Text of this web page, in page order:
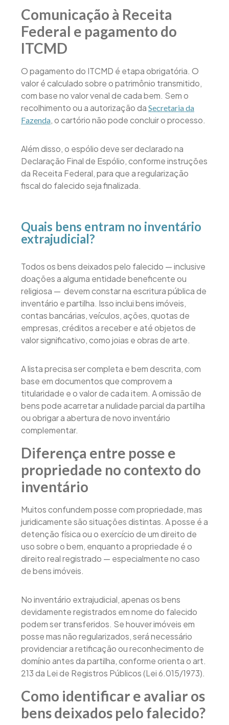
Comunicação à Receita
Federal e pagamento do
ITCMD
O pagamento do ITCMD é etapa obrigatória. O
valor é calculado sobre o patrimônio transmitido,
com base no valor venal de cada bem. Sem o
recolhimento ou a autorização da Secretaria da
Fazenda, o cartório não pode concluir o processo.
Além disso, o espólio deve ser declarado na
Declaração Final de Espólio, conforme instruções
da Receita Federal, para que a regularização
fiscal do falecido seja finalizada.
Quais bens entram no inventário
extrajudicial?
Todos os bens deixados pelo falecido — inclusive
doações a alguma entidade beneficente ou
religiosa — devem constar na escritura pública de
inventário e partilha. Isso inclui bens imóveis,
contas bancárias, veículos, ações, quotas de
empresas, créditos a receber e até objetos de
valor significativo, como joias e obras de arte.
A lista precisa ser completa e bem descrita, com
base em documentos que comprovem a
titularidade e o valor de cada item. A omissão de
bens pode acarretar a nulidade parcial da partilha
ou obrigar a abertura de novo inventário
complementar.
Diferença entre posse e
propriedade no contexto do
inventário
Muitos confundem posse com propriedade, mas
juridicamente são situações distintas. A posse é a
detenção física ou o exercício de um direito de
uso sobre o bem, enquanto a propriedade é o
direito real registrado — especialmente no caso
de bens imóveis.
No inventário extrajudicial, apenas os bens
devidamente registrados em nome do falecido
podem ser transferidos. Se houver imóveis em
posse mas não regularizados, será necessário
providenciar a retificação ou reconhecimento de
domínio antes da partilha, conforme orienta o art.
213 da Lei de Registros Públicos (Lei 6.015/1973).
Como identificar e avaliar os
bens deixados pelo falecido?